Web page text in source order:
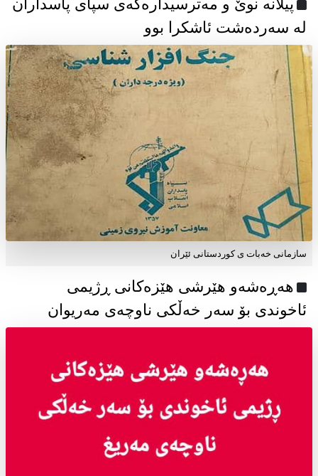
پیلانە نوێ و مەترسیدارەکەی سپای پاسداران
لە سەردەشت ئاشکرا بوو
سازمانی خەبات ی كوردستانی ئێران
هەڕەشەو هێرشی هێزەکانی ڕژیمی
ئاخوندی بۆ سەر خەڵکی ناوچەی مەریوان